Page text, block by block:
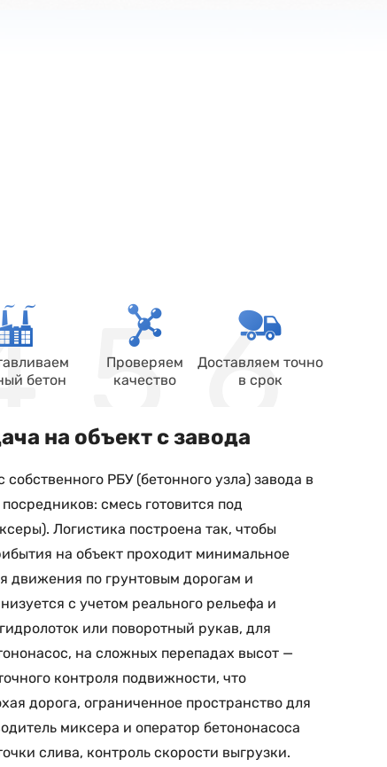
бетон
Проверяем
качество
Доставляем точно
в срок
на объект с завода
РБУ (бетонного узла) завода в
смесь готовится под
Логистика построена так, чтобы
на объект проходит минимальное
движения по грунтовым дорогам и
с учетом реального рельефа и
или поворотный рукав, для
на сложных перепадах высот —
контроля подвижности, что
дорога, ограниченное пространство для
миксера и оператор бетононасоса
слива, контроль скорости выгрузки.